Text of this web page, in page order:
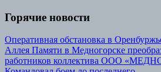
Горячие новости
Оперативная обстановка в
Аллея Памяти в Медногорске
работников коллектива ООО